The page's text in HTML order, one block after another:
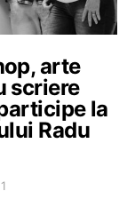
arte
scriere
la
Radu